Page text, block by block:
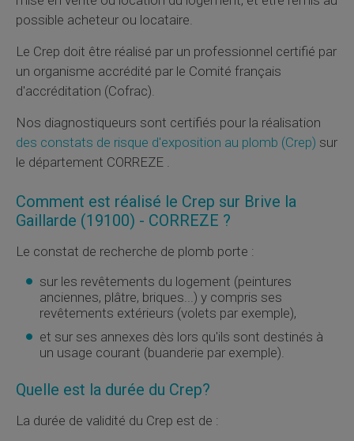
possible acheteur ou locataire.
Le Crep doit être réalisé par un professionnel certifié par
un organisme accrédité par le Comité français
d'accréditation (Cofrac).
Nos diagnostiqueurs sont certifiés pour la réalisation
des constats de risque d'exposition au plomb (Crep) sur
le département CORREZE .
Comment est réalisé le Crep sur Brive la
Gaillarde (19100) - CORREZE ?
Le constat de recherche de plomb porte :
sur les revêtements du logement (peintures
anciennes, plâtre, briques...) y compris ses
revêtements extérieurs (volets par exemple),
et sur ses annexes dès lors qu'ils sont destinés à
un usage courant (buanderie par exemple).
Quelle est la durée du Crep?
La durée de validité du Crep est de :